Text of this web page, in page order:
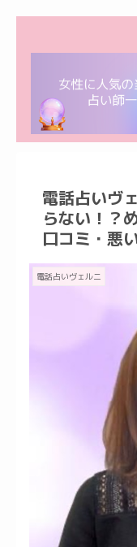
電話占いヴ
らない！？
口コミ・悪
電話占いヴェルニ